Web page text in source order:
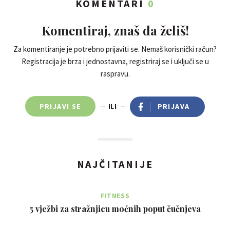
KOMENTARI 0
Komentiraj, znaš da želiš!
Za komentiranje je potrebno prijaviti se. Nemaš korisnički račun?
Registracija je brza i jednostavna, registriraj se i uključi se u
raspravu.
PRIJAVI SE ILI PRIJAVA
NAJČITANIJE
FITNESS
5 vježbi za stražnjicu moćnih poput čučnjeva